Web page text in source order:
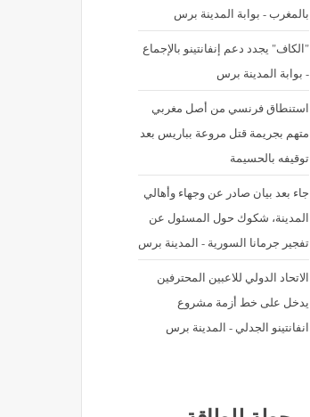
بالمغرب - بوابة المدينة برس
"الكاف" يجدد دعم إنفانتينو بالإجماع
- بوابة المدينة برس
استنطاق فرنسي من أصل مغربي
متهم بجريمة قتل مروعة بباريس بعد
توقيفه بالحسيمة
جاء بعد بيان صادر عن وجهاء وأهالي
المدينة، شكوك حول المسئول عن
تفجير جرمانا السورية - المدينة برس
الاتحاد الدولي للاعبين المحترفين
يدخل على خط أزمة مشروع
انفانتينو الجدلي - المدينة برس